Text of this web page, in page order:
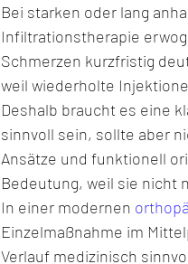
Bei starken oder lang
Infiltrationstherapie
Schmerzen kurzfristig
weil wiederholte
Deshalb braucht es eine
sinnvoll sein, sollte aber
Ansätze und funktionell
Bedeutung, weil sie nicht
In einer modernen
Einzelmaßnahme im
Verlauf medizinisch